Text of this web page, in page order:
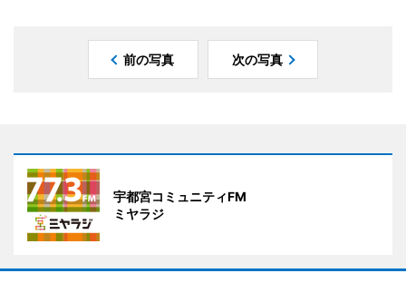
前の写真 次の写真
宇都宮コミュニティFM
ミヤラジ